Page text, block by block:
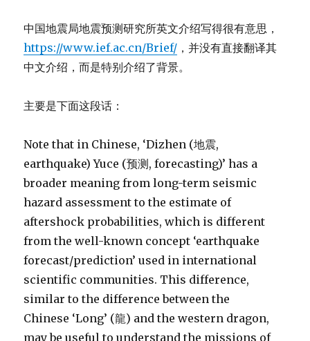
中国地震局地震预测研究所英文介绍写得很有意思，
https://www.ief.ac.cn/Brief/ ，并没有直接翻译其
中文介绍，而是特别介绍了背景。
主要是下面这段话：
Note that in Chinese, ‘Dizhen (地震,
earthquake) Yuce (预测, forecasting)’ has a
broader meaning from long-term seismic
hazard assessment to the estimate of
aftershock probabilities, which is different
from the well-known concept ‘earthquake
forecast/prediction’ used in international
scientific communities. This difference,
similar to the difference between the
Chinese ‘Long’ (龍) and the western dragon,
may be useful to understand the missions of